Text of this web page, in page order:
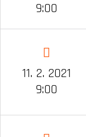
9:00
11. 2. 2021
9:00